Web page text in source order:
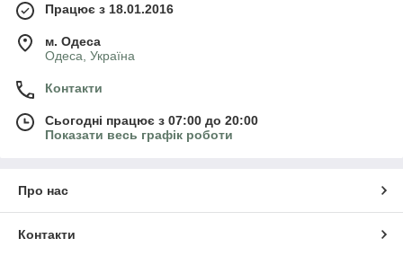
Працює з 18.01.2016
м. Одеса
Одеса, Україна
Контакти
Сьогодні працює з 07:00 до 20:00
Показати весь графік роботи
Про нас
Контакти